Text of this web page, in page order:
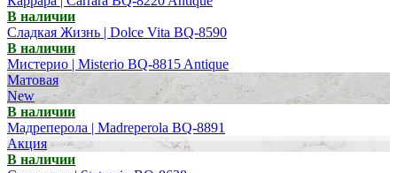
В наличии
Сладкая Жизнь | Dolce Vita BQ-8590
В наличии
Мистерио | Misterio BQ-8815 Antique
Матовая
New
В наличии
Мадреперола | Madreperola BQ-8891
Акция
В наличии